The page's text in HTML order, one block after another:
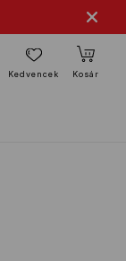
Kedvencek Kosár